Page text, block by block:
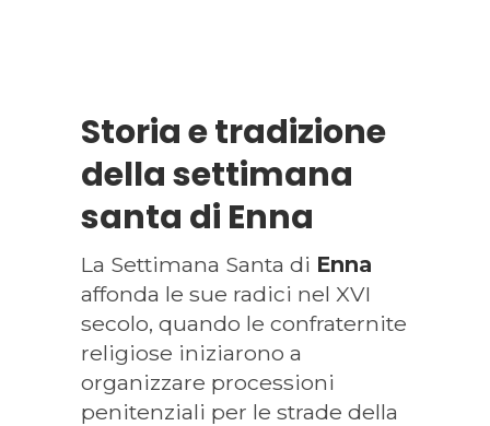
Storia e tradizione
della settimana
santa di Enna
La Settimana Santa di Enna
affonda le sue radici nel XVI
secolo, quando le confraternite
religiose iniziarono a
organizzare processioni
penitenziali per le strade della